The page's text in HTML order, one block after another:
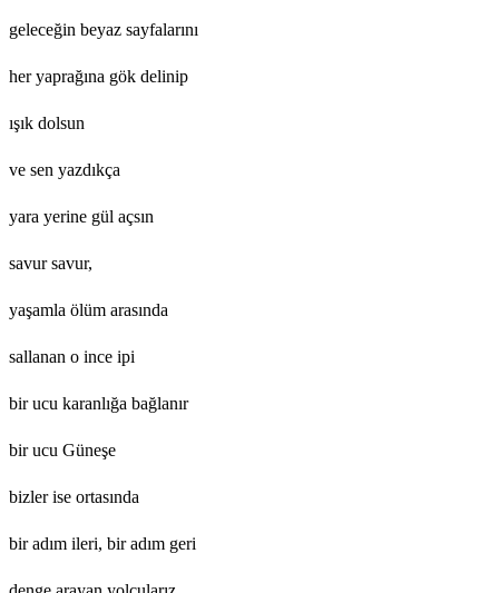
geleceğin beyaz sayfalarını
her yaprağına gök delinip
ışık dolsun
ve sen yazdıkça
yara yerine gül açsın
savur savur,
yaşamla ölüm arasında
sallanan o ince ipi
bir ucu karanlığa bağlanır
bir ucu Güneşe
bizler ise ortasında
bir adım ileri, bir adım geri